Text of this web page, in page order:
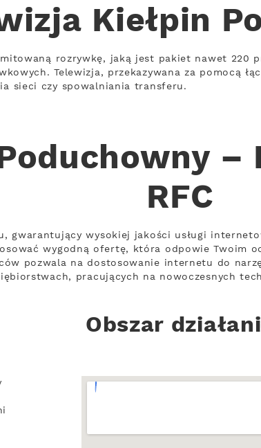
Kiełpin
rozrywkę, jaką jest pakiet nawet 220
Telewizja, przekazywana za pomocą
sieci czy spowalniania transferu.
–
RFC
gwarantujący wysokiej jakości usługi
wygodną ofertę, która odpowie Twoim
pozwala na dostosowanie internetu do
pracujących na nowoczesnych
Obszar